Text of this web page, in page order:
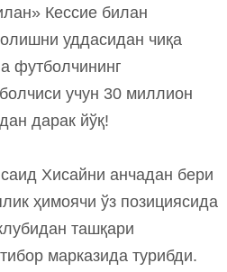
Кессие билан
уддасидан чиқа
футболчининг
учун 30 миллион
дарак йўқ!
Хисайни анчадан бери
ҳимоячи ўз позициясида
ташқари
марказида турибди.